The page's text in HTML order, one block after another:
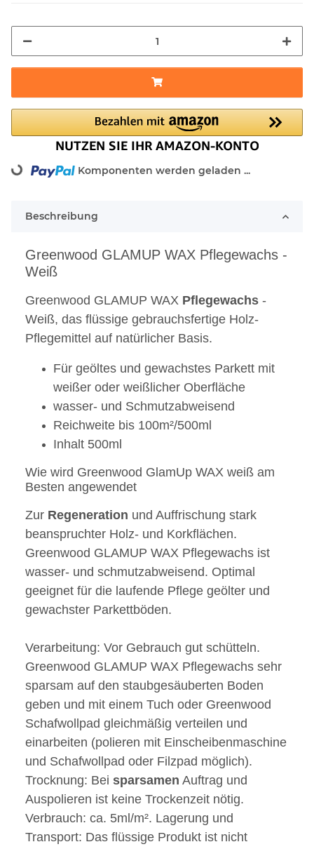
Komponenten werden geladen ...
Beschreibung
Greenwood GLAMUP WAX Pflegewachs -
Weiß
Greenwood GLAMUP WAX Pflegewachs -
Weiß, das flüssige gebrauchsfertige Holz-
Pflegemittel auf natürlicher Basis.
Für geöltes und gewachstes Parkett mit
weißer oder weißlicher Oberfläche
wasser- und Schmutzabweisend
Reichweite bis 100m²/500ml
Inhalt 500ml
Wie wird Greenwood GlamUp WAX weiß am
Besten angewendet
Zur Regeneration und Auffrischung stark
beanspruchter Holz- und Korkflächen.
Greenwood GLAMUP WAX Pflegewachs ist
wasser- und schmutzabweisend. Optimal
geeignet für die laufende Pflege geölter und
gewachster Parkettböden.
Verarbeitung: Vor Gebrauch gut schütteln.
Greenwood GLAMUP WAX Pflegewachs sehr
sparsam auf den staubgesäuberten Boden
geben und mit einem Tuch oder Greenwood
Schafwollpad gleichmäßig verteilen und
einarbeiten (polieren mit Einscheibenmaschine
und Schafwollpad oder Filzpad möglich).
Trocknung: Bei sparsamen Auftrag und
Auspolieren ist keine Trockenzeit nötig.
Verbrauch: ca. 5ml/m². Lagerung und
Transport: Das flüssige Produkt ist nicht